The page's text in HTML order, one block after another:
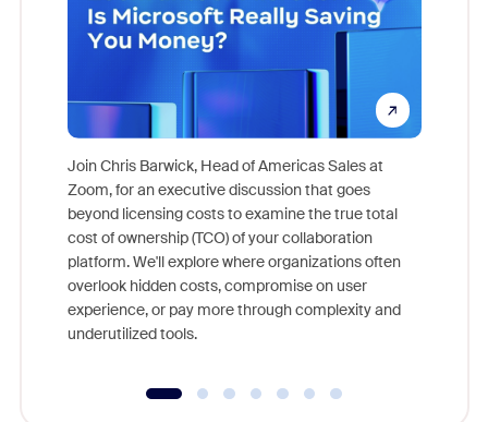
Join Chris Barwick, Head of Americas Sales at
Zoom, for an executive discussion that goes
beyond licensing costs to examine the true total
cost of ownership (TCO) of your collaboration
platform. We'll explore where organizations often
overlook hidden costs, compromise on user
experience, or pay more through complexity and
underutilized tools.